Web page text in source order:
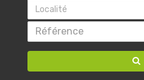
Localité